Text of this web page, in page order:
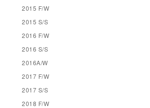
2015 F/W
2015 S/S
2016 F/W
2016 S/S
2016A/W
2017 F/W
2017 S/S
2018 F/W